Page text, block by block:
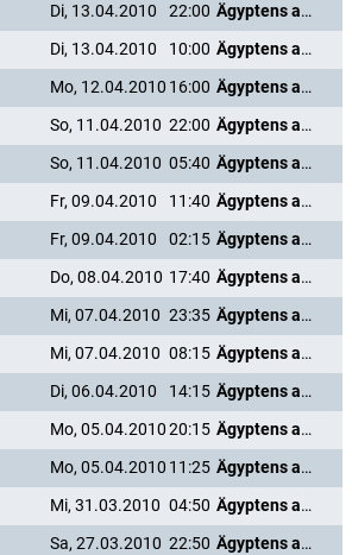
Di, 13.04.2010 22:00
Ägyptens antike Unterwelt
Di, 13.04.2010 10:00
Ägyptens antike Unterwelt
Mo, 12.04.2010 16:00
Ägyptens antike Unterwelt
So, 11.04.2010 22:00
Ägyptens antike Unterwelt
So, 11.04.2010 05:40
Ägyptens antike Unterwelt
Fr, 09.04.2010 11:40
Ägyptens antike Unterwelt
Fr, 09.04.2010 02:15
Ägyptens antike Unterwelt
Do, 08.04.2010 17:40
Ägyptens antike Unterwelt
Mi, 07.04.2010 23:35
Ägyptens antike Unterwelt
Mi, 07.04.2010 08:15
Ägyptens antike Unterwelt
Di, 06.04.2010 14:15
Ägyptens antike Unterwelt
Mo, 05.04.201020:15
Ägyptens antike Unterwelt
Mo, 05.04.2010 11:25
Ägyptens antike Unterwelt
Mi, 31.03.2010 04:50
Ägyptens antike Unterwelt
Sa, 27.03.2010 22:50
Ägyptens antike Unterwelt